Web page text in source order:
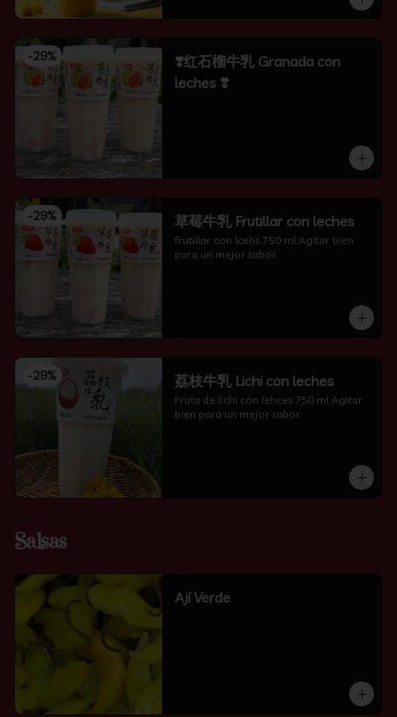
-29%
❣️红石榴牛乳 Granada con
leches ❣️
-29% 草莓牛乳 Frutillar con leches
frutillar con lcehs 750 ml Agitar bien
para un mejor sabor.
-29% 荔枝牛乳 Lichi con leches
Fruta de lichi con lehces 750 ml Agitar
bien para un mejor sabor.
Salsas
Ají Verde